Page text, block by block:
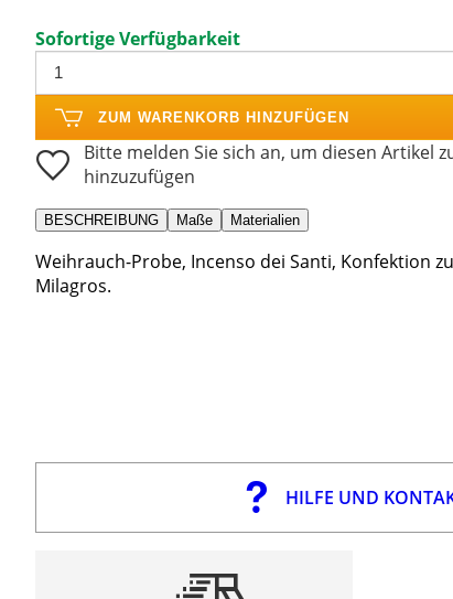
Sofortige Verfügbarkeit
ZUM WARENKORB HINZUFÜGEN
Bitte melden Sie sich an, um diesen Artikel
hinzuzufügen
BESCHREIBUNG Maße Materialien
Weihrauch-Probe, Incenso dei Santi, Konfektion
Milagros.
HILFE UND